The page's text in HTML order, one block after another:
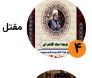
مقتل